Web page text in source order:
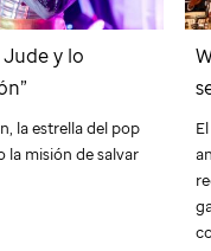
Judey lo
la estrella del pop
misión de salvar